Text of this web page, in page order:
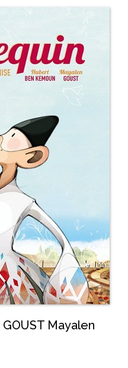
GOUST Mayalen